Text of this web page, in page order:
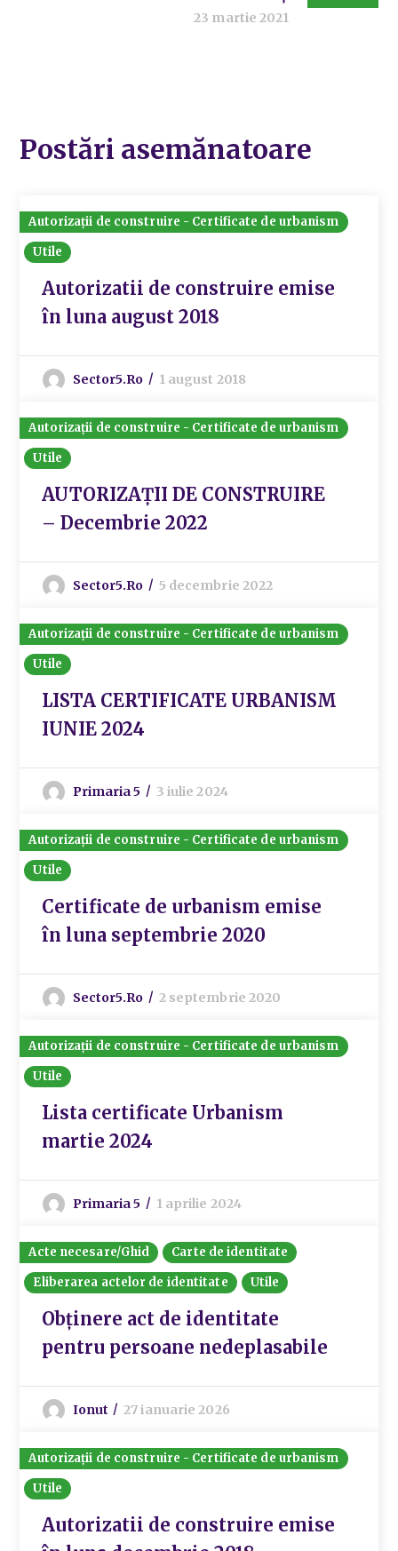
23 martie 2021
Postări asemănatoare
Autorizații de construire - Certificate de urbanism
Utile
Autorizatii de construire emise
în luna august 2018
Sector5.ro 1 august 2018
Autorizații de construire - Certificate de urbanism
Utile
AUTORIZAȚII DE CONSTRUIRE
– Decembrie 2022
Sector5.ro 5 decembrie 2022
Autorizații de construire - Certificate de urbanism
Utile
LISTA CERTIFICATE URBANISM
IUNIE 2024
Primaria 5 3 iulie 2024
Autorizații de construire - Certificate de urbanism
Utile
Certificate de urbanism emise
în luna septembrie 2020
Sector5.ro 2 septembrie 2020
Autorizații de construire - Certificate de urbanism
Utile
Lista certificate Urbanism
martie 2024
Primaria 5 1 aprilie 2024
Acte necesare/Ghid
Carte de identitate
Eliberarea actelor de identitate
Utile
Obținere act de identitate
pentru persoane nedeplasabile
Ionut 27 ianuarie 2026
Autorizații de construire - Certificate de urbanism
Utile
Autorizatii de construire emise